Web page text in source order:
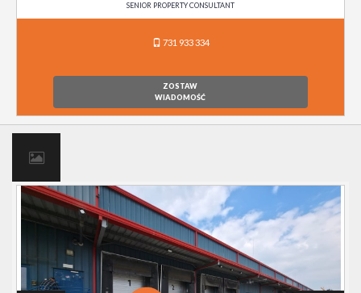
SENIOR PROPERTY CONSULTANT
731 933 334
ZOSTAW
WIADOMOŚĆ